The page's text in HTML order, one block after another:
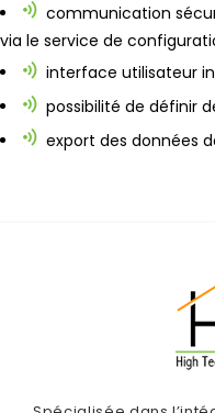
communication
via le service de
interface utilisateur
possibilité de définir
export des données